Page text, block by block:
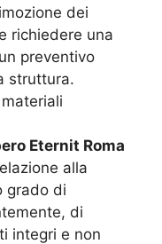
dei
richiedere una
preventivo
struttura.
Eternit Roma
alla
grado di
di
integri e non